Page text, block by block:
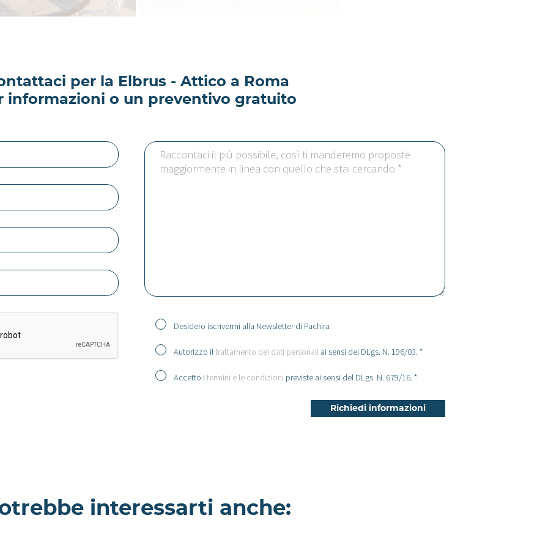
per la Elbrus - Attico a Roma
informazioni o un preventivo gratuito
Desidero iscrivermi alla Newsletter di Pachira
Autorizzo iltrattamento dei dati personali ai sensi del DLgs. N. 196/03. *
Accetto itermini e le condizioni previste ai sensi del DLgs. N. 679/16. *
interessarti anche: